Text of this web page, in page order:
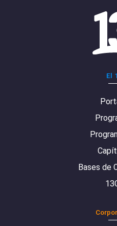
El
Bases de